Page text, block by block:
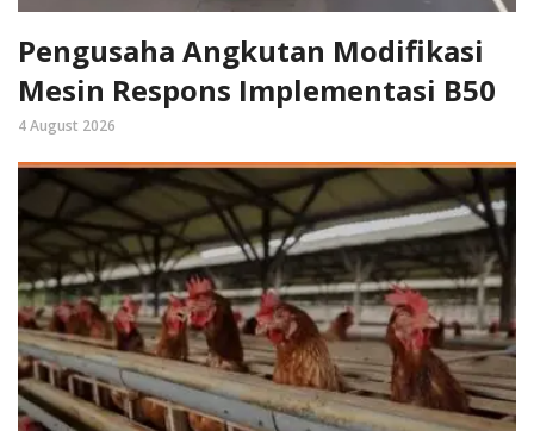
Pengusaha Angkutan Modifikasi
Mesin Respons Implementasi B50
4 August 2026